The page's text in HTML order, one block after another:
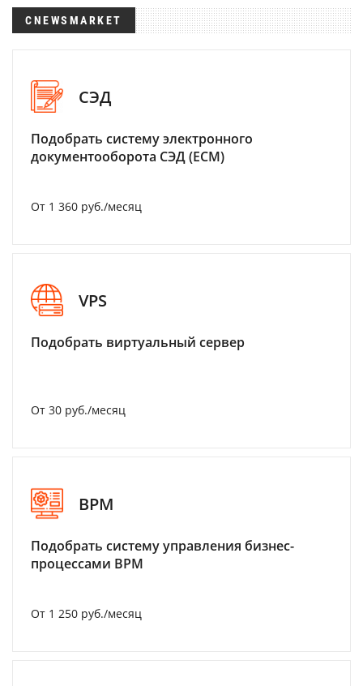
CNEWSMARKET
СЭД
Подобрать систему электронного
документооборота СЭД (ECM)
От 1 360 руб./месяц
VPS
Подобрать виртуальный сервер
От 30 руб./месяц
BPM
Подобрать систему управления бизнес-
процессами BPM
От 1 250 руб./месяц